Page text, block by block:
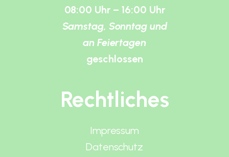
08:00 Uhr – 16:00 Uhr
Samstag, Sonntag und
an Feiertagen
geschlossen
Rechtliches
Impressum
Datenschutz